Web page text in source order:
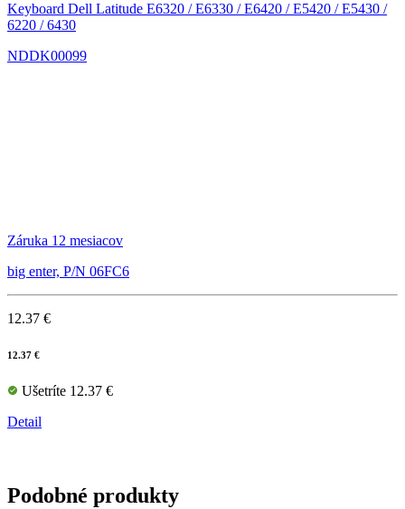
Keyboard Dell Latitude E6320 / E6330 / E6420 / E5420 / E5430 /
6220 / 6430
NDDK00099
Záruka 12 mesiacov
big enter, P/N 06FC6
12.37 €
12.37 €
Ušetríte 12.37 €
Detail
Podobné produkty